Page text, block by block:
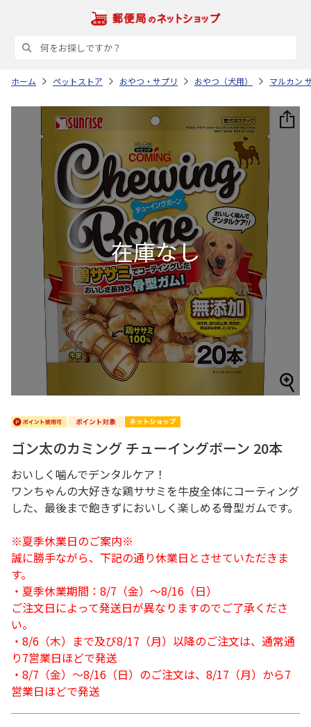
ホーム ペットストア おやつ・サプリ おやつ（犬用） マルカン
ゴン太のカミング チューイングボーン 20本
おいしく噛んでデンタルケア！
ワンちゃんの大好きな鶏ササミを牛皮全体にコーティング
した、最後まで飽きずにおいしく楽しめる骨型ガムです。
※夏季休業日のご案内※
誠に勝手ながら、下記の通り休業日とさせていただきま
す。
・夏季休業期間：8/7（金）～8/16（日）
ご注文日によって発送日が異なりますのでご了承くださ
い。
・8/6（木）まで及び8/17（月）以降のご注文は、通常通
り7営業日ほどで発送
・8/7（金）～8/16（日）のご注文は、8/17（月）から7
営業日ほどで発送